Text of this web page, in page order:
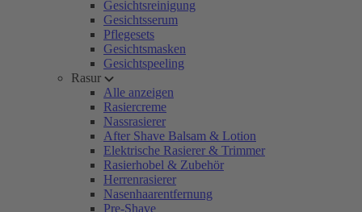
Gesichtsreinigung
Gesichtsserum
Pflegesets
Gesichtsmasken
Gesichtspeeling
Rasur
Alle anzeigen
Rasiercreme
Nassrasierer
After Shave Balsam & Lotion
Elektrische Rasierer & Trimmer
Rasierhobel & Zubehör
Herrenrasierer
Nasenhaarentfernung
Pre-Shave